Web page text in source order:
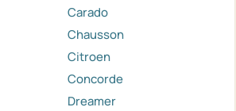
Carado
Chausson
Citroen
Concorde
Dreamer